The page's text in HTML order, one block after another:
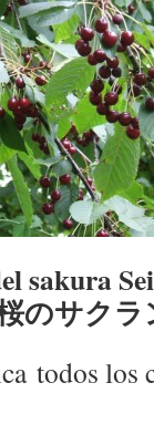
sakura
のサクラ
todos los